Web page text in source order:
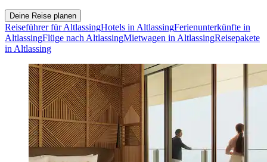
Deine Reise planen
Reiseführer für AltlassingHotels in AltlassingFerienunterkünfte in
AltlassingFlüge nach AltlassingMietwagen in AltlassingReisepakete
in Altlassing